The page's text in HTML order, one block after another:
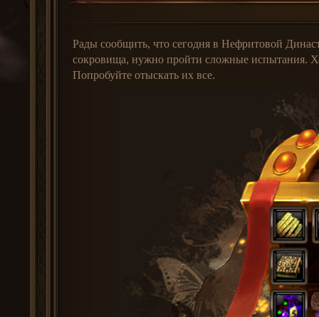
Рады сообщить, что сегодня в Нефритовой
сокровища, нужно пройти сложные испытания.
Попробуйте отыскать их все.